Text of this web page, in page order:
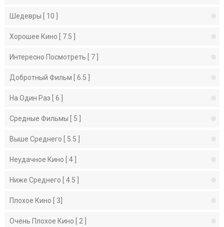
Шедевры [ 10 ]
Хорошее Кино [ 7.5 ]
Интересно Посмотреть [ 7 ]
Добротный Фильм [ 6.5 ]
На Один Раз [ 6 ]
Средные Фильмы [ 5 ]
Выше Среднего [ 5.5 ]
Неудачное Кино [ 4 ]
Ниже Среднего [ 4.5 ]
Плохое Кино [ 3]
Очень Плохое Кино [ 2 ]